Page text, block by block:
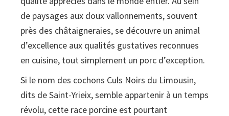
limousin,
plus
de
60
recettes
de paysages aux doux vallonnements, souvent
près des châtaigneraies, se découvre un animal
d’excellence aux qualités gustatives reconnues
en cuisine, tout simplement un porc d’exception.
Si le nom des cochons Culs Noirs du Limousin,
dits de Saint-Yrieix, semble appartenir à un temps
révolu, cette race porcine est pourtant